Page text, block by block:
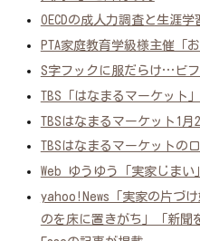
OECDの成人力調査と生涯
PTA家庭教育学級様主催「
S字フックに服だらけ…ビ
TBS「はなまるマーケット
TBSはなまるマーケット1
TBSはなまるマーケットの
Web ゆうゆう「実家じまい
yahoo!News「実家の片づ
のを床に置きがち」「新聞